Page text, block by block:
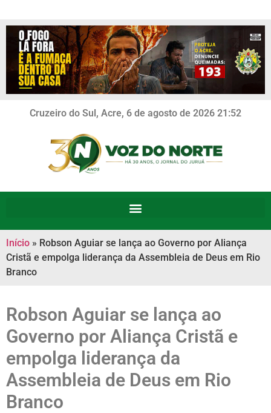
Cruzeiro do Sul, Acre, 6 de agosto de 2026 21:52
Início » Robson Aguiar se lança ao Governo por Aliança
Cristã e empolga liderança da Assembleia de Deus em Rio
Branco
Robson Aguiar se lança ao
Governo por Aliança Cristã e
empolga liderança da
Assembleia de Deus em Rio
Branco